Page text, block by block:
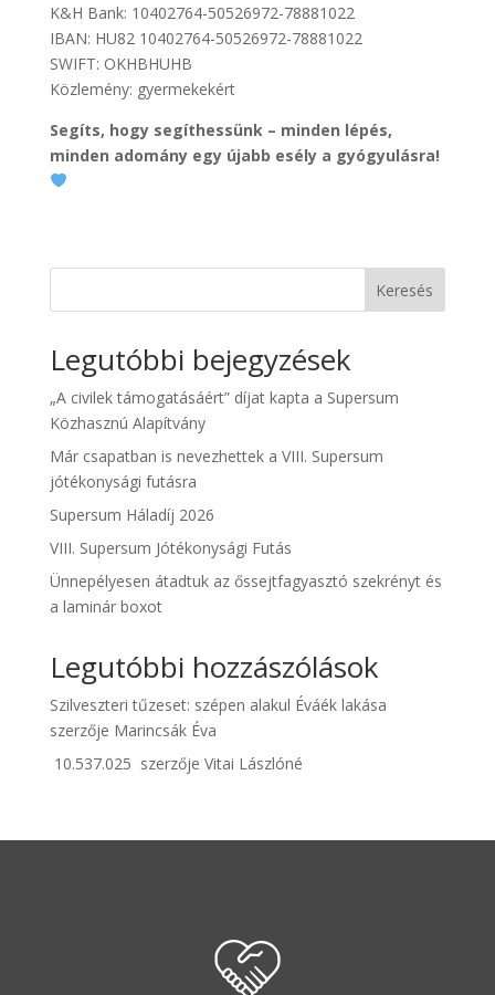
K&H Bank: 10402764-50526972-78881022
IBAN: HU82 10402764-50526972-78881022
SWIFT: OKHBHUHB
Közlemény: gyermekekért
Segíts, hogy segíthessünk – minden lépés,
minden adomány egy újabb esély a gyógyulásra!
Keresés
Legutóbbi bejegyzések
„A civilek támogatásáért” díjat kapta a Supersum
Közhasznú Alapítvány
Már csapatban is nevezhettek a VIII. Supersum
jótékonysági futásra
Supersum Háladíj 2026
VIII. Supersum Jótékonysági Futás
Ünnepélyesen átadtuk az őssejtfagyasztó szekrényt és
a laminár boxot
Legutóbbi hozzászólások
Szilveszteri tűzeset: szépen alakul Éváék lakása
szerzője Marincsák Éva
10.537.025 szerzője Vitai Lászlóné